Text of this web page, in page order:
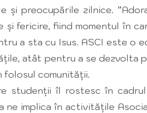
și preocupările zilnice.
fericire, fiind momentul în
a sta cu Isus. ASCI este o
atât pentru a se dezvolta
folosul comunității.
îl rostesc în cadrul
ne implica în activitățile